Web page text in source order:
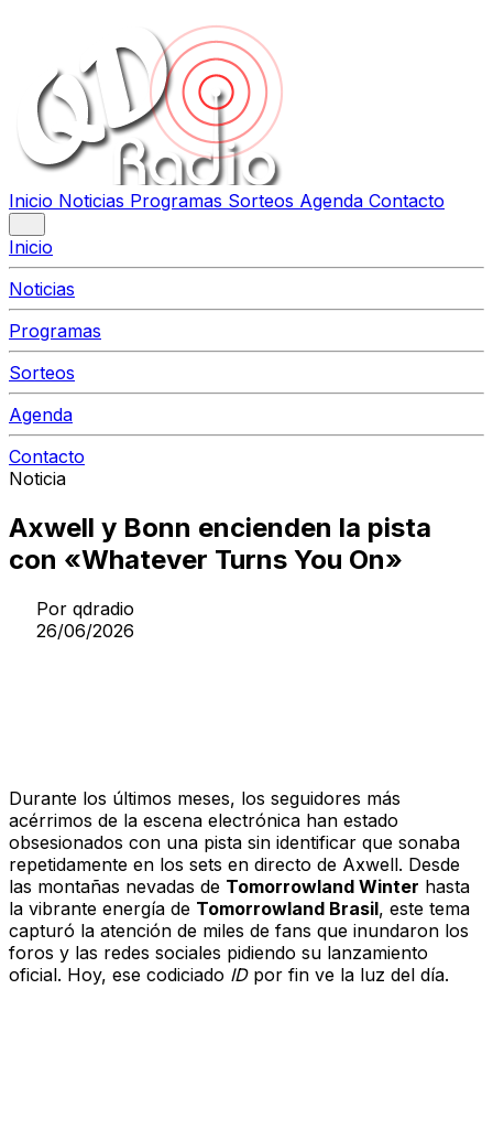
Inicio Noticias Programas Sorteos Agenda Contacto
Inicio
Noticias
Programas
Sorteos
Agenda
Contacto
Noticia
Axwell y Bonn encienden la pista
con «Whatever Turns You On»
Por qdradio
26/06/2026
Durante los últimos meses, los seguidores más
acérrimos de la escena electrónica han estado
obsesionados con una pista sin identificar que sonaba
repetidamente en los sets en directo de Axwell. Desde
las montañas nevadas de Tomorrowland Winter hasta
la vibrante energía de Tomorrowland Brasil, este tema
capturó la atención de miles de fans que inundaron los
foros y las redes sociales pidiendo su lanzamiento
oficial. Hoy, ese codiciado IDpor fin ve la luz del día.